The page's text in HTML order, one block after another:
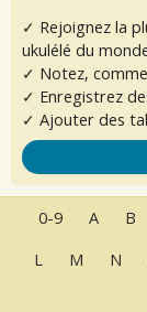
✓ Rejoignez la
ukulélé du
✓ Notez,
✓ Enregistrez
✓ Ajouter des
0-9 A B
L
M N